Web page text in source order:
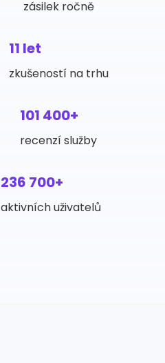
zásilek ročně
11 let
zkušeností na trhu
101 400+
recenzí služby
236 700+
aktivních uživatelů